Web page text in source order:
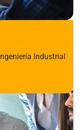
Ingeniería Industrial